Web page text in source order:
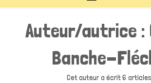
Auteur/autrice :
Banche-
Cet auteur a écrit 6 articles